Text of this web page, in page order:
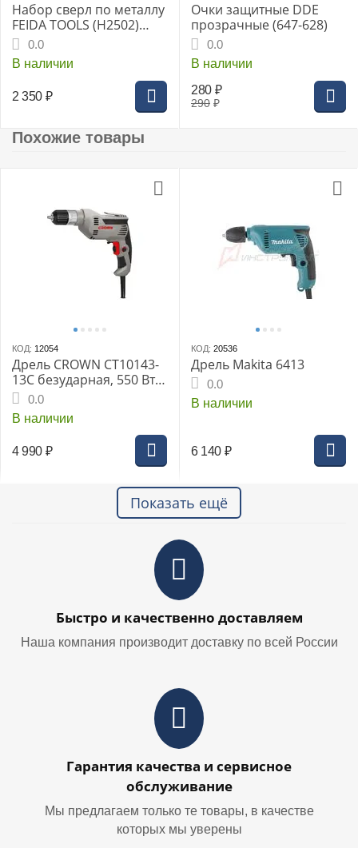
Набор сверл по металлу
FEIDA TOOLS (H2502)
25шт, титан, 1-13мм
через 0.5мм,
металл.коробка с окном
0.0
В наличии
2 350 ₽
Очки защитные DDE
прозрачные (647-628)
0.0
В наличии
290 ₽
280 ₽
Похожие товары
КОД: 12054
Дрель CROWN CT10143-
13C безударная, 550 Вт,
БЗП 13 мм, 0-2800 об/
мин, 1.42 кг
0.0
В наличии
4 990 ₽
КОД: 20536
Дрель Makita 6413
0.0
В наличии
6 140 ₽
Показать ещё
Быстро и качественно доставляем
Наша компания производит доставку по всей России
Гарантия качества и сервисное
обслуживание
Мы предлагаем только те товары, в качестве
которых мы уверены